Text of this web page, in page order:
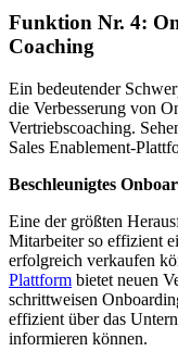
Funktion Nr. 4:
Coaching
Ein bedeutender
die Verbesserung von
Vertriebscoaching.
Sales Enablement-
Beschleunigtes
Eine der größten
Mitarbeiter so effizient
erfolgreich verkaufen
Plattform bietet neuen
schrittweisen
effizient über das
informieren können.